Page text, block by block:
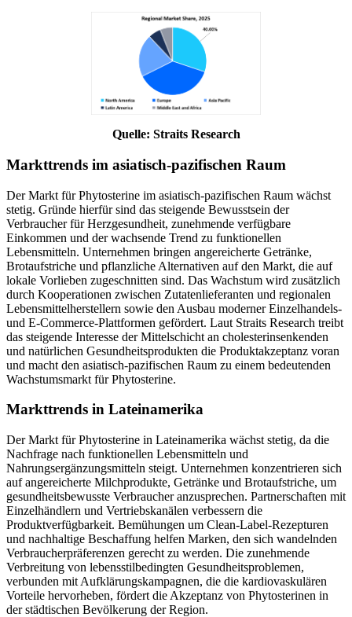
Quelle: Straits Research
Markttrends im asiatisch-pazifischen Raum
Der Markt für Phytosterine im asiatisch-pazifischen Raum wächst
stetig. Gründe hierfür sind das steigende Bewusstsein der
Verbraucher für Herzgesundheit, zunehmende verfügbare
Einkommen und der wachsende Trend zu funktionellen
Lebensmitteln. Unternehmen bringen angereicherte Getränke,
Brotaufstriche und pflanzliche Alternativen auf den Markt, die auf
lokale Vorlieben zugeschnitten sind. Das Wachstum wird zusätzlich
durch Kooperationen zwischen Zutatenlieferanten und regionalen
Lebensmittelherstellern sowie den Ausbau moderner Einzelhandels-
und E-Commerce-Plattformen gefördert. Laut Straits Research treibt
das steigende Interesse der Mittelschicht an cholesterinsenkenden
und natürlichen Gesundheitsprodukten die Produktakzeptanz voran
und macht den asiatisch-pazifischen Raum zu einem bedeutenden
Wachstumsmarkt für Phytosterine.
Markttrends in Lateinamerika
Der Markt für Phytosterine in Lateinamerika wächst stetig, da die
Nachfrage nach funktionellen Lebensmitteln und
Nahrungsergänzungsmitteln steigt. Unternehmen konzentrieren sich
auf angereicherte Milchprodukte, Getränke und Brotaufstriche, um
gesundheitsbewusste Verbraucher anzusprechen. Partnerschaften mit
Einzelhändlern und Vertriebskanälen verbessern die
Produktverfügbarkeit. Bemühungen um Clean-Label-Rezepturen
und nachhaltige Beschaffung helfen Marken, den sich wandelnden
Verbraucherpräferenzen gerecht zu werden. Die zunehmende
Verbreitung von lebensstilbedingten Gesundheitsproblemen,
verbunden mit Aufklärungskampagnen, die die kardiovaskulären
Vorteile hervorheben, fördert die Akzeptanz von Phytosterinen in
der städtischen Bevölkerung der Region.